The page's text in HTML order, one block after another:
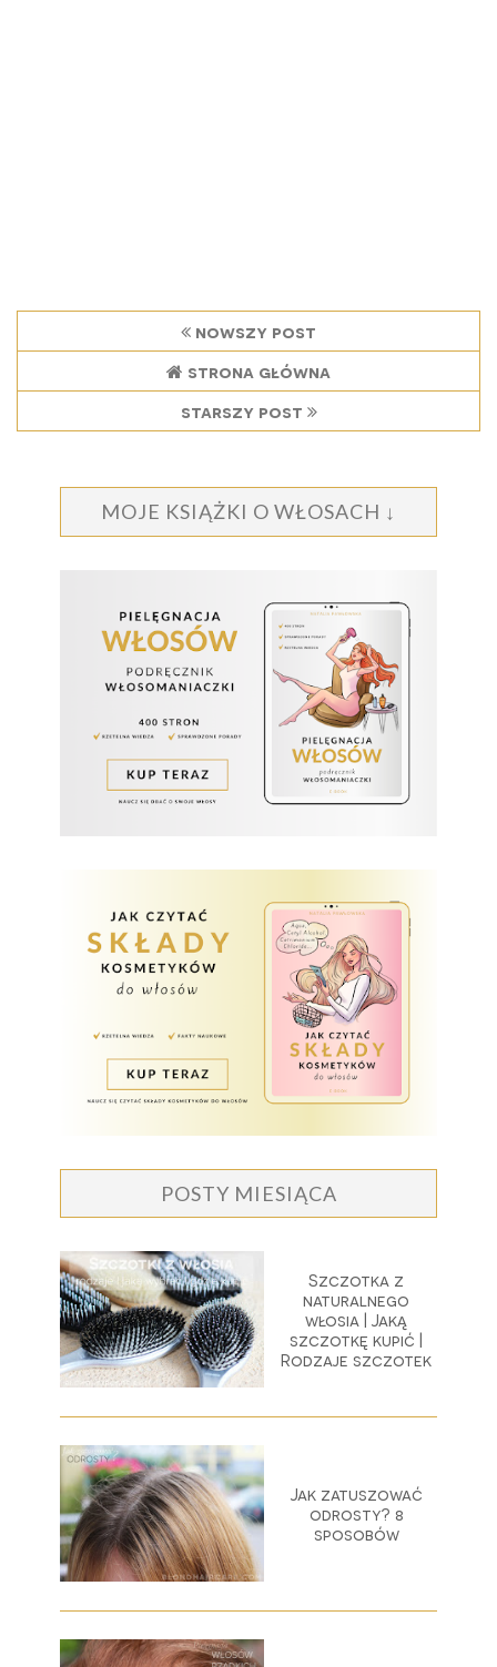
nowszy post
strona główna
starszy post
MOJE KSIĄŻKI O WŁOSACH ↓
POSTY MIESIĄCA
Szczotka z
naturalnego
włosia | Jaką
szczotkę kupić |
Rodzaje szczotek
Jak zatuszować
odrosty? 8
sposobów